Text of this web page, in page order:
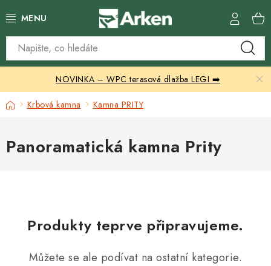
na
Skleníky
Zahradní přístřešky
Grily a ohniště
NOVINKA – WPC terasová dlažba LEGI ➡️
DomůKrbová kamna Kamna PRITY
Panoramatická kamna Prity
Produkty teprve připravujeme.
Můžete se ale podívat na ostatní kategorie.